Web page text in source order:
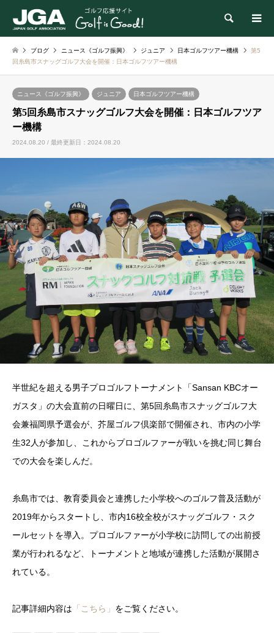
検索
ブログ ニュース《ゴルフ振興》 ジュニア 日本ゴルフツアー機構
第5
回糸島市スナッグゴルフ大会を開催：日本ゴルフツアー機構
ニュース《ゴルフ振興》 ジュニア 日本ゴルフツアー機構
第5回糸島市スナッグゴルフ大会を開催：日本ゴルフツア
ー機構
2024.08.20 / 最終更新日：2024.08.20
半世紀を超える男子プロゴルフトーナメント「Sansan KBCオー
ガスタ」の大会直前の日曜日に、第5回糸島市スナッグゴルフ大
会兼福岡県予選会が、芥屋ゴルフ倶楽部で開催され、市内の小学
生32人が参加し、これからプロゴルファーが戦いを挑む同じ舞台
での大会を楽しんだ。
糸島市では、教育委員会と連携した小学校へのゴルフ普及活動が
2019年からスタートし、市内16校全校がスナッグゴルフ・スク
ールセットを導入。プロゴルファーが小学校に訪問しての出前授
業が行われるなど、トーナメントと地域が連携した活動が展開さ
れている。
記事詳細内容は 「こちら」 をご覧ください。